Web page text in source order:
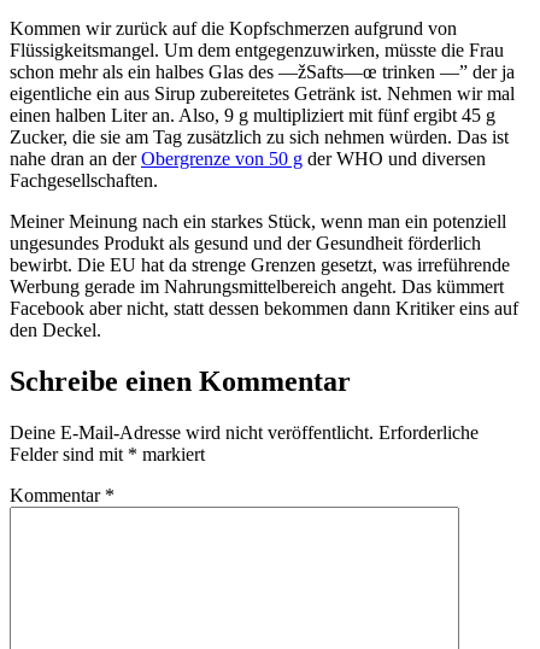
Kommen wir zurück auf die Kopfschmerzen aufgrund von
Flüssigkeitsmangel. Um dem entgegenzuwirken, müsste die Frau
schon mehr als ein halbes Glas des —žSafts—œ trinken —” der ja
eigentliche ein aus Sirup zubereitetes Getränk ist. Nehmen wir mal
einen halben Liter an. Also, 9 g multipliziert mit fünf ergibt 45 g
Zucker, die sie am Tag zusätzlich zu sich nehmen würden. Das ist
nahe dran an derObergrenze von 50 g der WHO und diversen
Fachgesellschaften.
Meiner Meinung nach ein starkes Stück, wenn man ein potenziell
ungesundes Produkt als gesund und der Gesundheit förderlich
bewirbt. Die EU hat da strenge Grenzen gesetzt, was irreführende
Werbung gerade im Nahrungsmittelbereich angeht. Das kümmert
Facebook aber nicht, statt dessen bekommen dann Kritiker eins auf
den Deckel.
Schreibe einen Kommentar
Deine E-Mail-Adresse wird nicht veröffentlicht. Erforderliche
Felder sind mit * markiert
Kommentar *